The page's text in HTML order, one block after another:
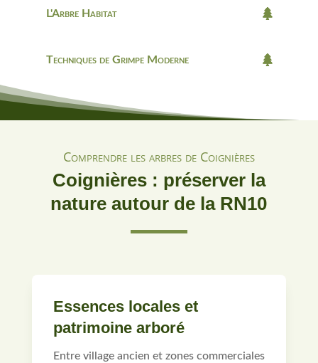
L'Arbre Habitat
Techniques de Grimpe Moderne
Comprendre les arbres de Coignières
Coignières : préserver la
nature autour de la RN10
Essences locales et
patrimoine arboré
Entre village ancien et zones commerciales